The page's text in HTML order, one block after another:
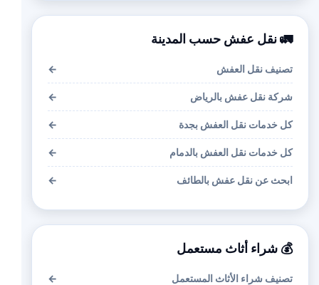
🚛 نقل عفش حسب المدينة
تصنيف نقل العفش ←
شركة نقل عفش بالرياض ←
كل خدمات نقل العفش بجدة ←
كل خدمات نقل العفش بالدمام ←
ابحث عن نقل عفش بالطائف ←
💰 شراء أثاث مستعمل
تصنيف شراء الأثاث المستعمل ←